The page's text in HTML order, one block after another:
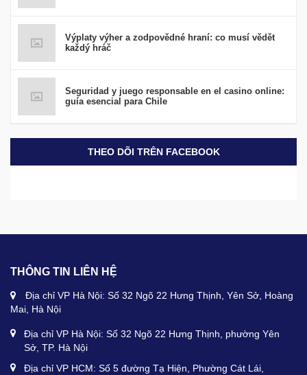
Výplaty výher a zodpovědné hraní: co musí vědět
každý hráč
Seguridad y juego responsable en el casino online:
guía esencial para Chile
THEO DÕI TRÊN FACEBOOK
THÔNG TIN LIÊN HỆ
Địa chỉ VP Hà Nội: Số 32 Ngõ 22 Hưng Thịnh, Yên Sở, Hoàng
Mai, Hà Nội
Địa chỉ VP Hà Nội: Số 32 Ngõ 22 Hưng Thịnh, phường Yên
Sở, TP. Hà Nội
Địa chỉ VP HCM: Số 5 đường Tạ Hiện, Phường Cát Lái,